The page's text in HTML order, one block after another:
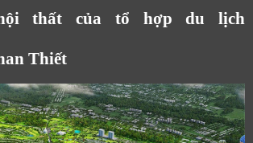
thất của tổ hợp du lịch
Thiết